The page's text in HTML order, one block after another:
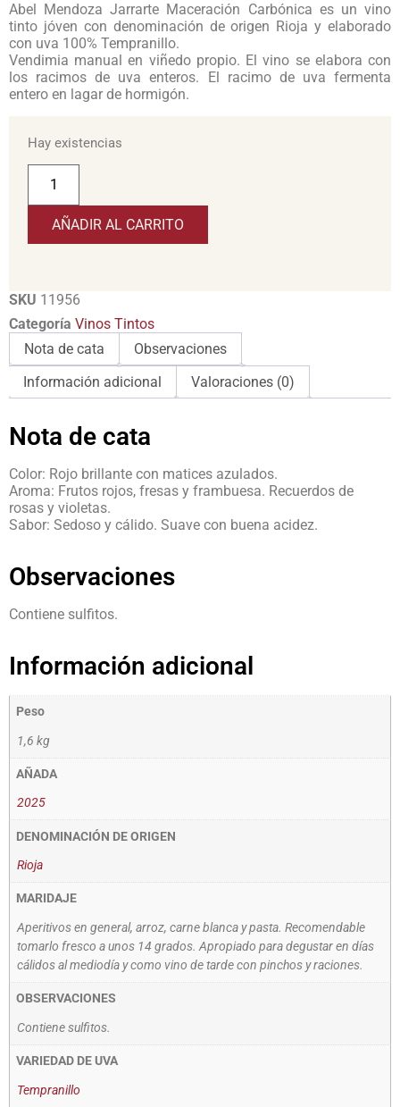
Abel Mendoza Jarrarte Maceración Carbónica es un vino
tinto jóven con denominación de origen Rioja y elaborado
con uva 100% Tempranillo.
Vendimia manual en viñedo propio. El vino se elabora con
los racimos de uva enteros. El racimo de uva fermenta
entero en lagar de hormigón.
Hay existencias
AÑADIR AL CARRITO
SKU 11956
Categoría Vinos Tintos
Nota de cata
Observaciones
Información adicional
Valoraciones (0)
Nota de cata
Color: Rojo brillante con matices azulados.
Aroma: Frutos rojos, fresas y frambuesa. Recuerdos de
rosas y violetas.
Sabor: Sedoso y cálido. Suave con buena acidez.
Observaciones
Contiene sulfitos.
Información adicional
Peso
1,6 kg
AÑADA
2025
DENOMINACIÓN DE ORIGEN
Rioja
MARIDAJE
Aperitivos en general, arroz, carne blanca y pasta. Recomendable
tomarlo fresco a unos 14 grados. Apropiado para degustar en días
cálidos al mediodía y como vino de tarde con pinchos y raciones.
OBSERVACIONES
Contiene sulfitos.
VARIEDAD DE UVA
Tempranillo